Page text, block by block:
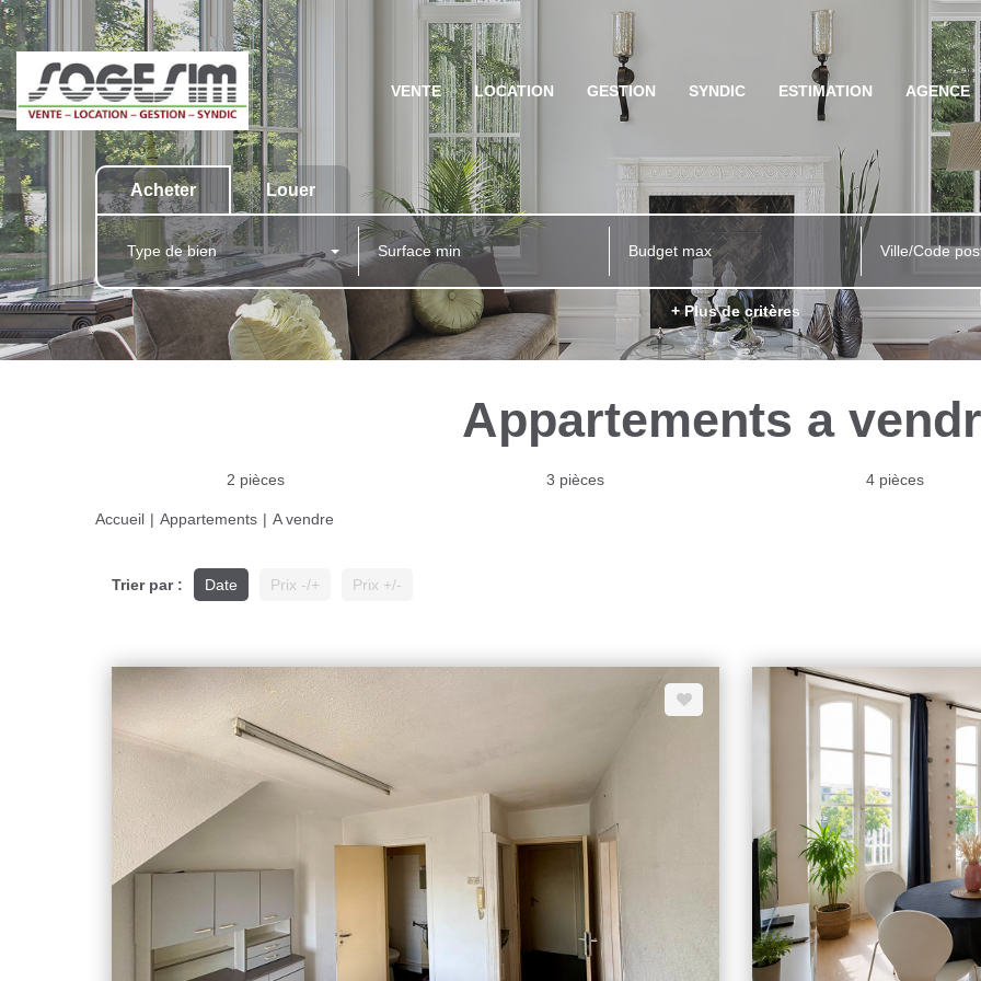
VENTE LOCATION GESTION SYNDIC ESTIMATION AGENCE
Acheter Louer
Type de bien Ville/Code
+ Plus de critères
Appartements a
2 pièces 3 pièces 4 pièces
Accueil Appartements A vendre
Trier par : Date Prix -/+ Prix +/-